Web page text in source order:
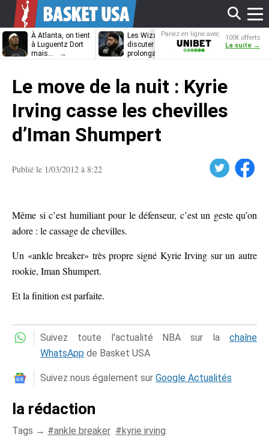
À Atlanta, on tient
à Luguentz Dort
mais…
Les Wizards vont
discuter
prolongation avec
Dennis
découvrira-t-il
Pariez en ligne avec
Unibet
100€ offerts
La suite →
Le move de la nuit : Kyrie
Irving casse les chevilles
d’Iman Shumpert
Publié le 1/03/2012 à 8:22 Facebook
Même si c’est humiliant pour le défenseur, c’est un geste qu’on
adore : le cassage de chevilles.
Un «ankle breaker» très propre signé Kyrie Irving sur un autre
rookie, Iman Shumpert.
Et la finition est parfaite.
Suivez toute l'actualité NBA sur la chaîne
WhatsApp de Basket USA
Suivez nous également sur Google Actualités
la rédaction
Tags → ankle breaker kyrie irving